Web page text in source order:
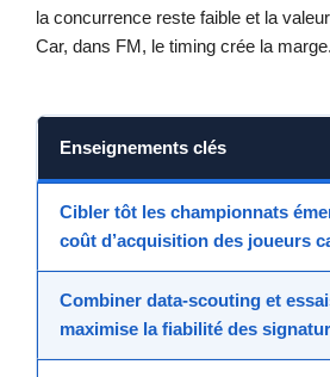
la concurrence reste faible et la
Car, dans FM, le timing crée la marge.
Enseignements clés
Cibler tôt les championnats
coût d’acquisition des joueurs
Combiner data-scouting et
maximise la fiabilité des